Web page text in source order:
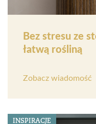
Bez stresu ze
łatwą rośliną
Zobacz wiadomość
INSPIRACJE